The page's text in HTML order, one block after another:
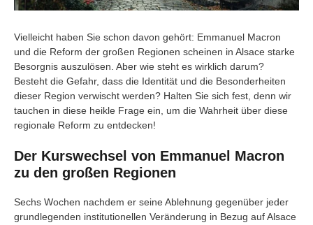
Vielleicht haben Sie schon davon gehört: Emmanuel Macron
und die Reform der großen Regionen scheinen in Alsace starke
Besorgnis auszulösen. Aber wie steht es wirklich darum?
Besteht die Gefahr, dass die Identität und die Besonderheiten
dieser Region verwischt werden? Halten Sie sich fest, denn wir
tauchen in diese heikle Frage ein, um die Wahrheit über diese
regionale Reform zu entdecken!
Der Kurswechsel von Emmanuel Macron
zu den großen Regionen
Sechs Wochen nachdem er seine Ablehnung gegenüber jeder
grundlegenden institutionellen Veränderung in Bezug auf Alsace